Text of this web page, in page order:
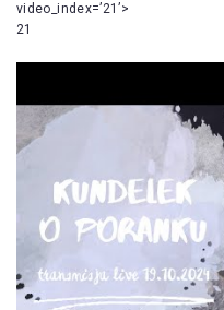
video_index=’21’>
21